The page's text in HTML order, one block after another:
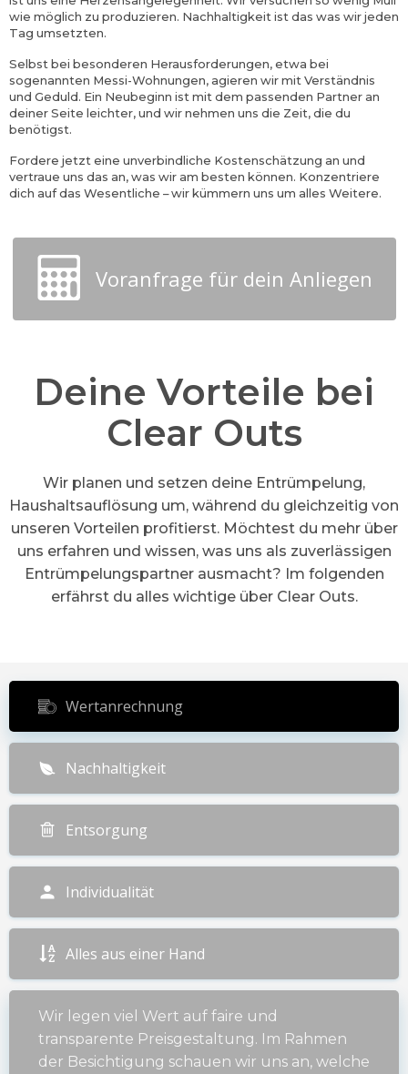
wie möglich zu produzieren. Nachhaltigkeit ist das was wir jeden
Tag umsetzten.
Selbst bei besonderen Herausforderungen, etwa bei
sogenannten Messi-Wohnungen, agieren wir mit Verständnis
und Geduld. Ein Neubeginn ist mit dem passenden Partner an
deiner Seite leichter, und wir nehmen uns die Zeit, die du
benötigst.
Fordere jetzt eine unverbindliche Kostenschätzung an und
vertraue uns das an, was wir am besten können. Konzentriere
dich auf das Wesentliche – wir kümmern uns um alles Weitere.
Voranfrage für dein Anliegen
Deine Vorteile bei
Clear Outs
Wir planen und setzen deine Entrümpelung,
Haushaltsauflösung um, während du gleichzeitig von
unseren Vorteilen profitierst. Möchtest du mehr über
uns erfahren und wissen, was uns als zuverlässigen
Entrümpelungspartner ausmacht? Im folgenden
erfährst du alles wichtige über Clear Outs.
Wertanrechnung
Nachhaltigkeit
Entsorgung
Individualität
Alles aus einer Hand
Wir legen viel Wert auf faire und
transparente Preisgestaltung. Im Rahmen
der Besichtigung schauen wir uns an, welche